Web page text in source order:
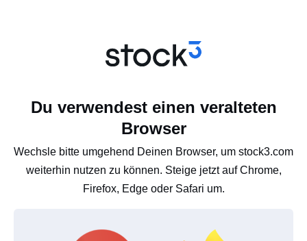
Du verwendest einen veralteten
Browser
Wechsle bitte umgehend Deinen Browser, um stock3.com
weiterhin nutzen zu können. Steige jetzt auf Chrome,
Firefox, Edge oder Safari um.